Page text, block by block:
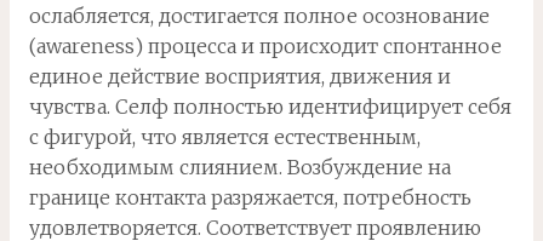
ослабляется, достигается полное осознование
(awareness) процесса и происходит спонтанное
единое действие восприятия, движения и
чувства. Селф полностью идентифицирует себя
с фигурой, что является естественным,
необходимым слиянием. Возбуждение на
границе контакта разряжается, потребность
удовлетворяется. Соответствует проявлению